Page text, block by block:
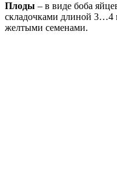
Плоды – в виде боба
складочками длиной 3…4
желтыми семенами.